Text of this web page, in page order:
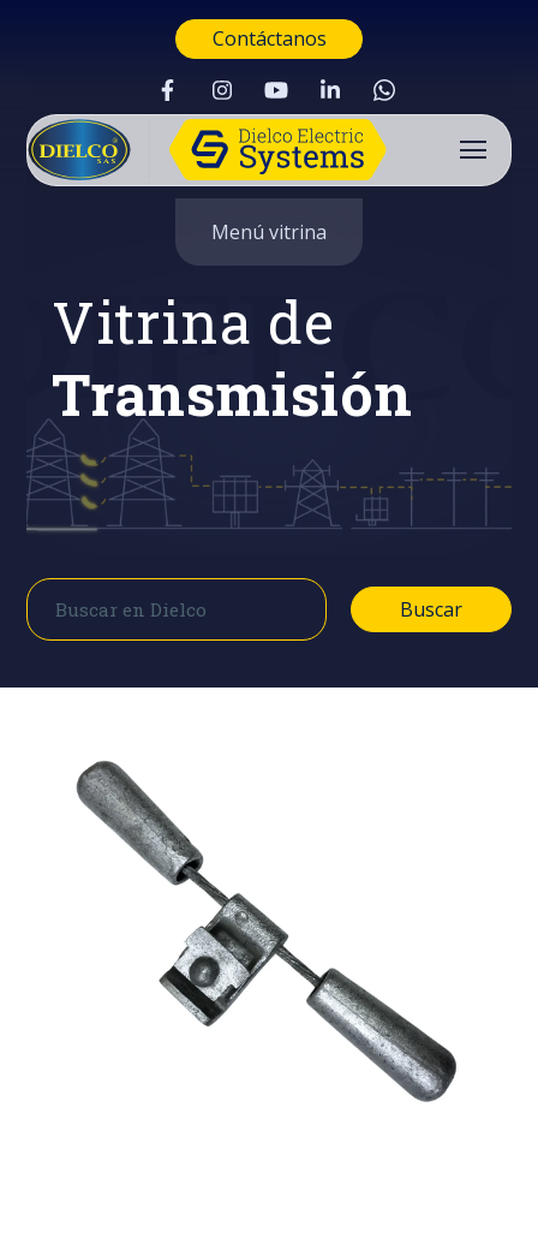
Contáctanos
Buscar
Menú vitrina
Vitrina de
Transmisión
Buscar
Buscar